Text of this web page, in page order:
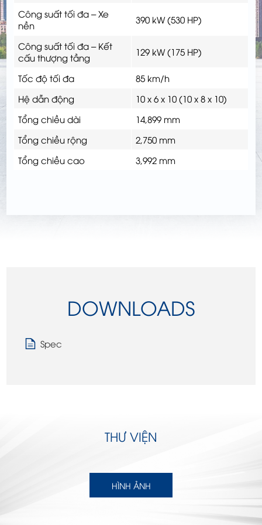
Công suất tối đa – Xe
nền
390 kW (530 HP)
Công suất tối đa – Kết
cấu thượng tầng
129 kW (175 HP)
Tốc độ tối đa
85 km/h
Hệ dẫn động
10 x 6 x 10 (10 x 8 x 10)
Tổng chiều dài
14,899 mm
Tổng chiều rộng
2,750 mm
Tổng chiều cao
3,992 mm
DOWNLOADS
Spec
THƯ VIỆN
HÌNH ẢNH